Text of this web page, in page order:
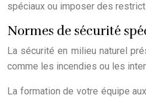
spéciaux ou imposer des
Normes de sécurité
La sécurité en milieu naturel
comme les incendies ou les
La formation de votre équipe